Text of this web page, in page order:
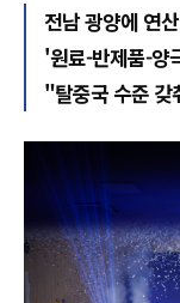
전남 광양에 연
'원료-반제품-양
"탈중국 수준 갖